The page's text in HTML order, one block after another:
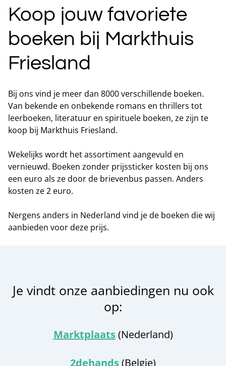
Koop jouw favoriete
boeken bij Markthuis
Friesland
Bij ons vind je meer dan 8000 verschillende boeken.
Van bekende en onbekende romans en thrillers tot
leerboeken, literatuur en spirituele boeken, ze zijn te
koop bij Markthuis Friesland.
Wekelijks wordt het assortiment aangevuld en
vernieuwd. Boeken zonder prijssticker kosten bij ons
een euro als ze door de brievenbus passen. Anders
kosten ze 2 euro.
Nergens anders in Nederland vind je de boeken die wij
aanbieden voor deze prijs.
Je vindt onze aanbiedingen nu ook
op:
Marktplaats(Nederland)
2dehands(Belgie)